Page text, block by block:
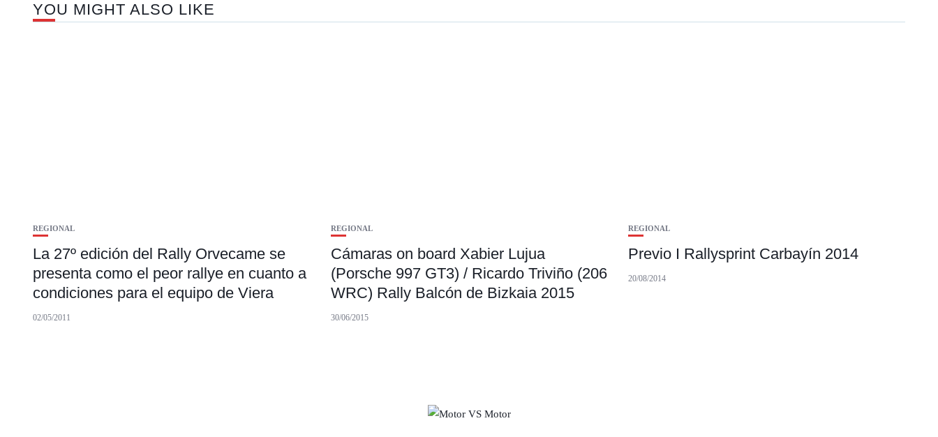
YOU MIGHT ALSO LIKE
REGIONAL
La 27º edición del Rally Orvecame se
presenta como el peor rallye en cuanto a
condiciones para el equipo de Viera
02/05/2011
REGIONAL
Cámaras on board Xabier Lujua
(Porsche 997 GT3) / Ricardo Triviño (206
WRC) Rally Balcón de Bizkaia 2015
30/06/2015
REGIONAL
Previo I Rallysprint Carbayín 2014
20/08/2014